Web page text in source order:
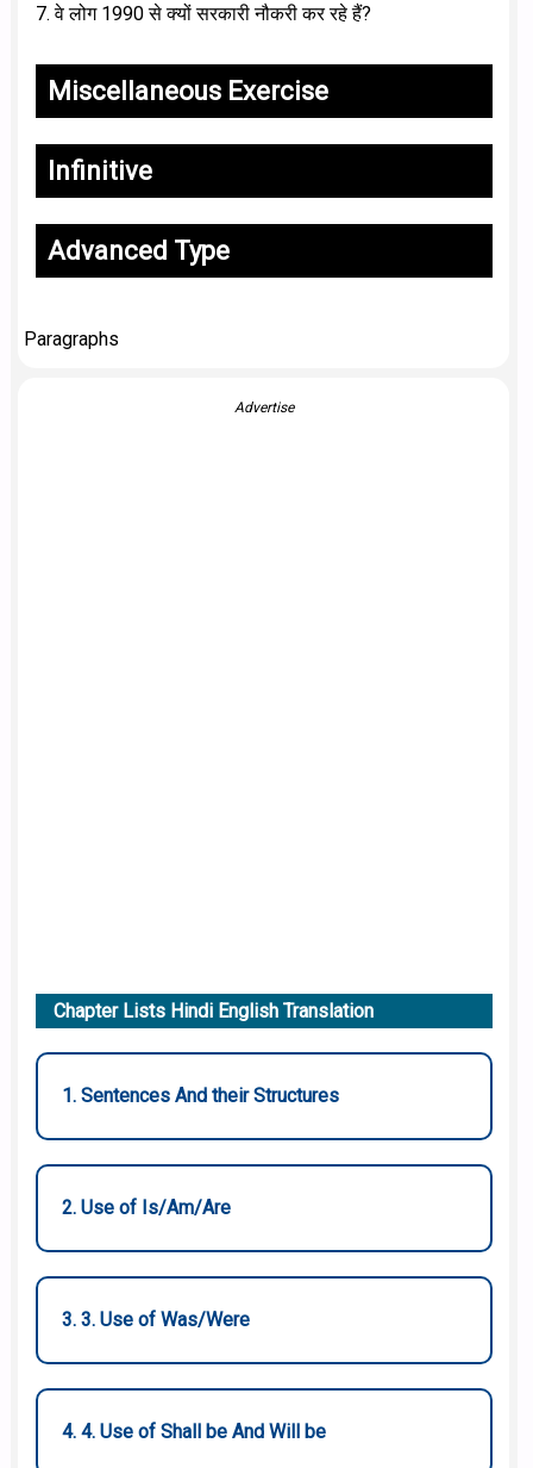
7. वे लोग 1990 से क्यों सरकारी नौकरी कर रहे हैं?
Miscellaneous Exercise
Infinitive
Advanced Type
Paragraphs
Advertise
Chapter Lists Hindi English Translation
1. Sentences And their Structures
2. Use of Is/Am/Are
3. 3. Use of Was/Were
4. 4. Use of Shall be And Will be